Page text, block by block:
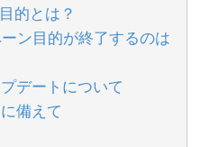
的とは？
ン目的が終了するのは
デートについて
備えて